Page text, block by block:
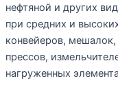
нефтяной и других
при средних и
конвейеров, мешалок,
прессов,
нагруженных